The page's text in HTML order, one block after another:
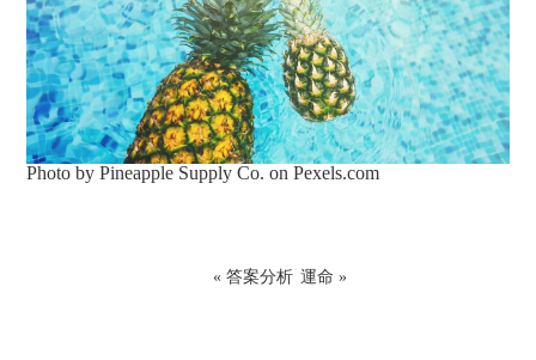
Photo by Pineapple Supply Co. onPexels.com
« 答案分析 運命 »